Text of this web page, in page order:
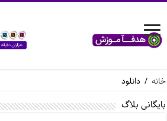
خانه / دانلود
بایگانی بلاگ